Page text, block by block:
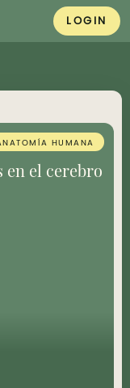
LOGIN
en el cerebro
HUMANA